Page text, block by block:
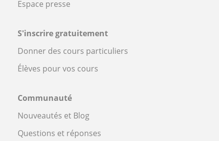
Espace presse
S'inscrire gratuitement
Donner des cours particuliers
Élèves pour vos cours
Communauté
Nouveautés et Blog
Questions et réponses